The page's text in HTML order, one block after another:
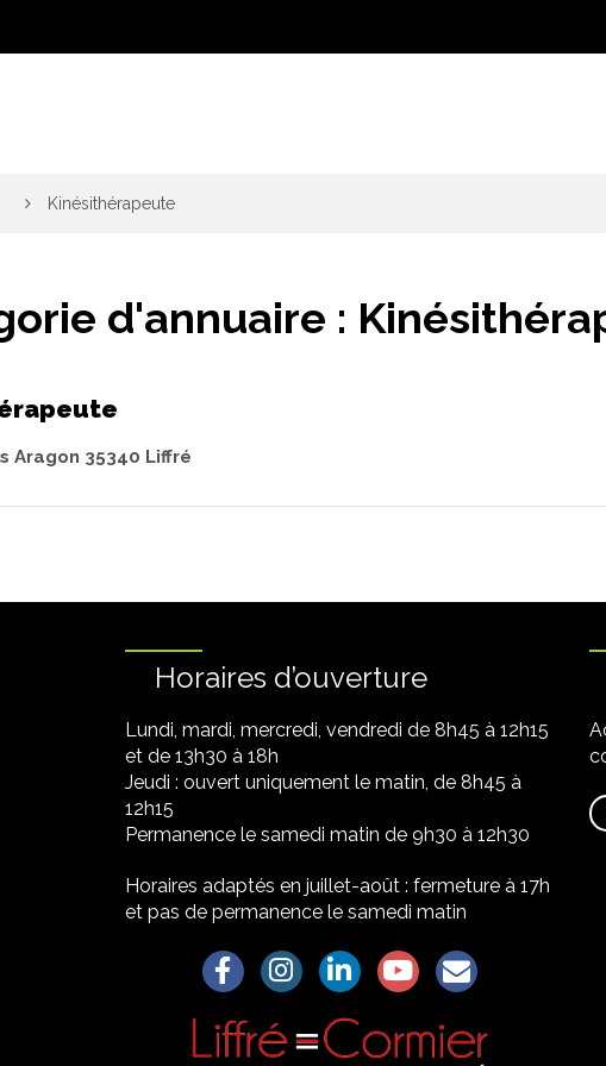
Kinésithérapeute
d'annuaire :
Aragon 35340 Liffré
Horaires d’ouverture
Lundi, mardi, mercredi, vendredi de 8h45 à 12h15
et de 13h30 à 18h
Jeudi : ouvert uniquement le matin, de 8h45 à
12h15
Permanence le samedi matin de 9h30 à 12h30
Horaires adaptés en juillet-août : fermeture à 17h
et pas de permanence le samedi matin
Lien vers le compte Facebook
Lien vers le compte Instagram
Lien vers le compte Linkedin
Lien vers la chaîne
S'aWonner à la